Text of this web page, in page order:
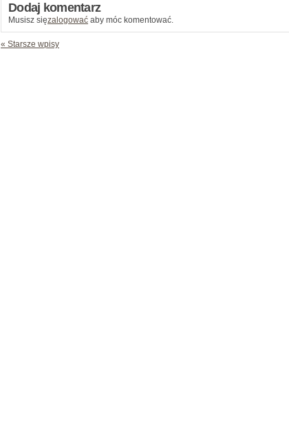
Dodaj komentarz
Musisz sięzalogować aby móc komentować.
« Starsze wpisy